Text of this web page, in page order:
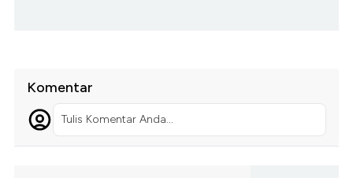
Komentar
Tulis Komentar Anda...